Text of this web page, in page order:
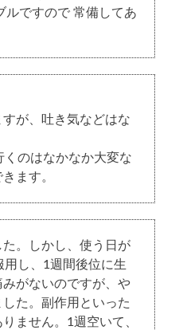
ルですので 常備してあ
が、吐き気などはな
のはなかなか大変な
ます。
。しかし、使う日が
し、1週間後位に生
がないのですが、や
た。副作用といった
ません。1週空いて、